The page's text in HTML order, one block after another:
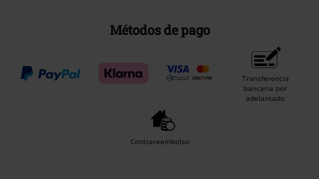
Métodos de pago
Transferencia
bancaria por
adelantado
Contrareembolso